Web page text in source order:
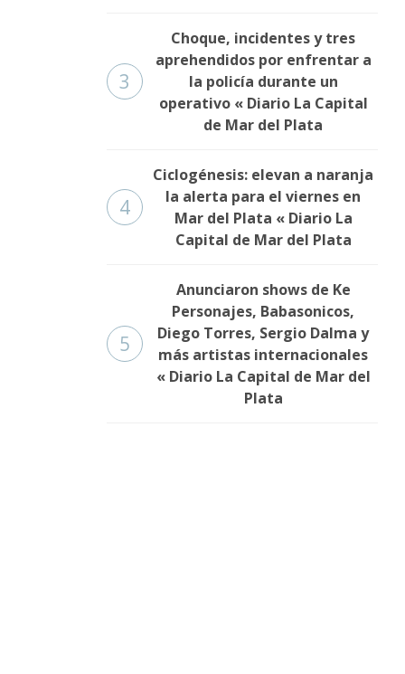
3
Choque, incidentes y tres
aprehendidos por enfrentar a
la policía durante un
operativo « Diario La Capital
de Mar del Plata
4
Ciclogénesis: elevan a naranja
la alerta para el viernes en
Mar del Plata « Diario La
Capital de Mar del Plata
5
Anunciaron shows de Ke
Personajes, Babasonicos,
Diego Torres, Sergio Dalma y
más artistas internacionales
« Diario La Capital de Mar del
Plata